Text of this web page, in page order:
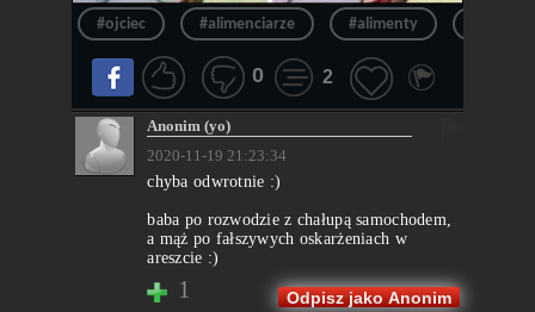
#ojciec #alimenciarze #alimenty
0 2
Anonim (yo)
2020-11-19 21:23:34
chyba odwrotnie :)
baba po rozwodzie z chałupą samochodem,
a mąż po fałszywych oskarżeniach w
areszcie :)
1 Odpisz jako Anonim